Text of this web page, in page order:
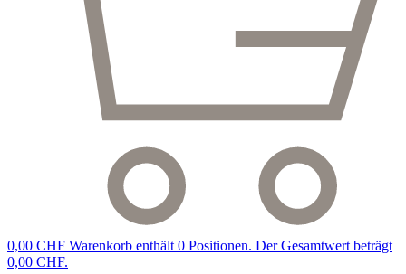
0,00 CHF Warenkorb enthält 0 Positionen. Der Gesamtwert beträgt
0,00 CHF.